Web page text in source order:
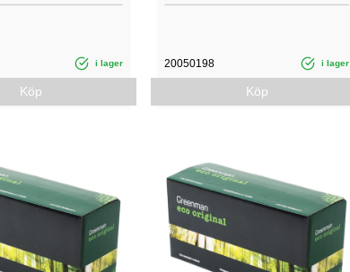
i lager
Köp
20050198 i lager
Köp